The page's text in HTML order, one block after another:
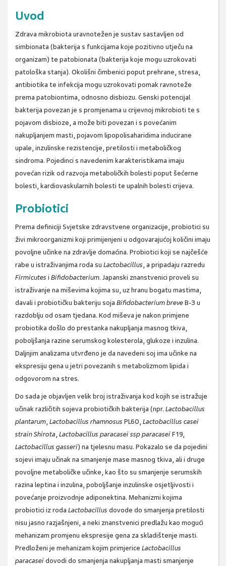
Uvod
Zdrava mikrobiota uravnotežen je sustav sastavljen od
simbionata (bakterija s funkcijama koje pozitivno utječu na
organizam) te patobionata (bakterija koje mogu uzrokovati
patološka stanja). Okolišni čimbenici poput prehrane, stresa,
antibiotika te infekcija mogu uzrokovati pomak ravnoteže
prema patobiontima, odnosno disbiozu. Genski potencijal
bakterija povezan je s promjenama u crijevnoj mikrobioti te s
pojavom disbioze, a može biti povezan i s povećanim
nakupljanjem masti, pojavom lipopolisaharidima inducirane
upale, inzulinske rezistencije, pretilosti i metaboličkog
sindroma. Pojedinci s navedenim karakteristikama imaju
povećan rizik od razvoja metaboličkih bolesti poput šećerne
bolesti, kardiovaskularnih bolesti te upalnih bolesti crijeva.
Probiotici
Prema definiciji Svjetske zdravstvene organizacije, probiotici su
živi mikroorganizmi koji primijenjeni u odgovarajućoj količini imaju
povoljne učinke na zdravlje domaćina. Probiotici koji se najčešće
rabe u istraživanjima roda su Lactobacillus, a pripadaju razredu
Firmicutes i Bifidobacterium. Japanski znanstvenici proveli su
istraživanje na miševima kojima su, uz hranu bogatu mastima,
davali i probiotičku bakteriju soja Bifidobacterium breveB-3 u
razdoblju od osam tjedana. Kod miševa je nakon primjene
probiotika došlo do prestanka nakupljanja masnog tkiva,
poboljšanja razine serumskog kolesterola, glukoze i inzulina.
Daljnjim analizama utvrđeno je da navedeni soj ima učinke na
ekspresiju gena u jetri povezanih s metabolizmom lipida i
odgovorom na stres.
Do sada je objavljen velik broj istraživanja kod kojih se istražuje
učinak različitih sojeva probiotičkih bakterija (npr. Lactobacillus
plantarum, Lactobacillus rhamnosus PL60, Lactobacillus casei
strain Shirota, Lactobacillus paracasei ssp paracaseiF19,
Lactobacillus gasseri) na tjelesnu masu. Pokazalo se da pojedini
sojevi imaju učinak na smanjenje mase masnog tkiva, ali i druge
povoljne metaboličke učinke, kao što su smanjenje serumskih
razina leptina i inzulina, poboljšanje inzulinske osjetljivosti i
povećanje proizvodnje adiponektina. Mehanizmi kojima
probiotici iz roda Lactobacillus dovode do smanjenja pretilosti
nisu jasno razjašnjeni, a neki znanstvenici predlažu kao mogući
mehanizam promjenu ekspresije gena za skladištenje masti.
Predloženi je mehanizam kojim primjerice Lactobacillus
paracaseidovodi do smanjenja nakupljanja masti smanjenje